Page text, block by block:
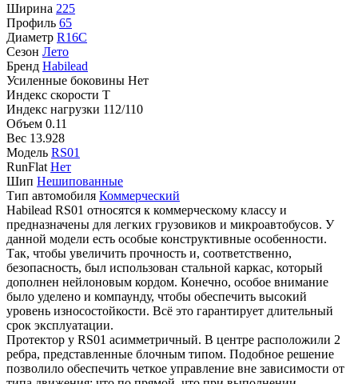
Ширина 225
Профиль 65
Диаметр R16C
Сезон Лето
Бренд Habilead
Усиленные боковины Нет
Индекс скорости T
Индекс нагрузки 112/110
Объем 0.11
Вес 13.928
Модель RS01
RunFlat Нет
Шип Нешипованные
Тип автомобиля Коммерческий
Habilead RS01 относятся к коммерческому классу и
предназначены для легких грузовиков и микроавтобусов. У
данной модели есть особые конструктивные особенности.
Так, чтобы увеличить прочность и, соответственно,
безопасность, был использован стальной каркас, который
дополнен нейлоновым кордом. Конечно, особое внимание
было уделено и компаунду, чтобы обеспечить высокий
уровень износостойкости. Всё это гарантирует длительный
срок эксплуатации.
Протектор у RS01 асимметричный. В центре расположили 2
ребра, представленные блочным типом. Подобное решение
позволило обеспечить четкое управление вне зависимости от